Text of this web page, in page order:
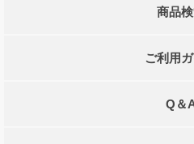
商品
ご利用
Q＆